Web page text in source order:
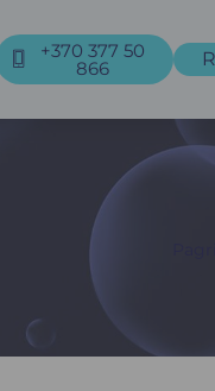
+370 377 50
866